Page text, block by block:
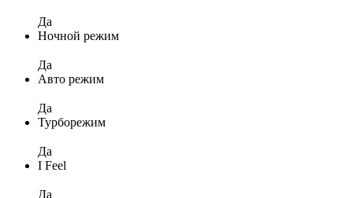
Да
Ночной режим
Да
Авто режим
Да
Турборежим
Да
I Feel
Да